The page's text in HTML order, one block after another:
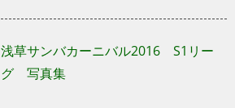
浅草サンバカーニバル2016 S1リー
グ 写真集